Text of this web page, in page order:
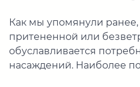
Как мы упомянули
притененной или
обуславливается
насаждений. Наиболее